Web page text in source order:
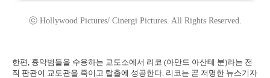
ⓒ Hollywood Pictures/ Cinergi Pictures. All Rights Reserved.
한편, 흉악범들을 수용하는 교도소에서 리코 (아만드 아산테 분)라는 전
직 판관이 교도관을 죽이고 탈출에 성공한다. 리코는 곧 저명한 뉴스기자